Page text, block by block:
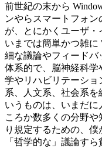
前世紀の末から
ンやらスマートフォ
が、とにかくユーザ・
いまでは簡単かつ雑
細な議論やフィードバ
体系的で、脳神経科
学やリハビリテーシ
系、人文系、社会系を
いうものは、いまだ
ころか数多くの分野
り規定するための、僕
「哲学的な」議論す